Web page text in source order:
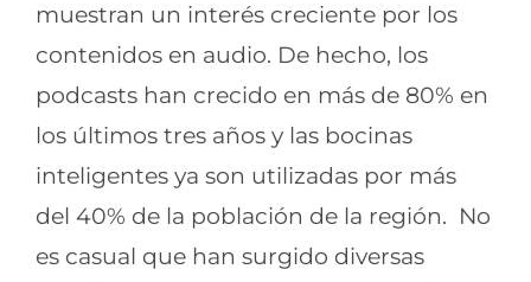
muestran un interés creciente por los
contenidos en audio. De hecho, los
podcasts han crecido en más de 80% en
los últimos tres años y las bocinas
inteligentes ya son utilizadas por más
del 40% de la población de la región. No
es casual que han surgido diversas